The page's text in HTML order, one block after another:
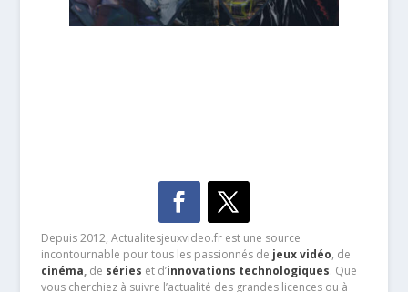
Depuis 2012, Actualitesjeuxvideo.fr est une source
incontournable pour tous les passionnés de jeux vidéo, de
cinéma,de séries et d’innovations technologiques. Que
vous cherchiez à suivre l’actualité des grandes licences ou à